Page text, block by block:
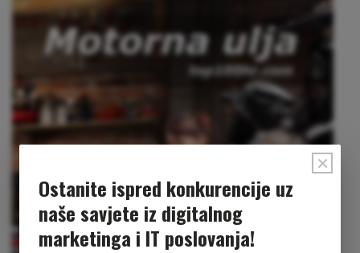
×
Ostanite ispred konkurencije uz
naše savjete iz digitalnog
marketinga i IT poslovanja!